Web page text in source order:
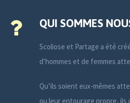
QUI SOMMES
Scoliose et Partage a été
d’hommes et de femmes
Qu’ils soient eux-mêmes
ou leur entourage propre, ils